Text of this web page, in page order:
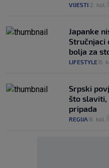
VIJESTI 2. kol.
Japanke
Stručnjaci
bolja za
LIFESTYLE 6.
Srpski
što slaviti,
pripada
REGIJA 6. kol.